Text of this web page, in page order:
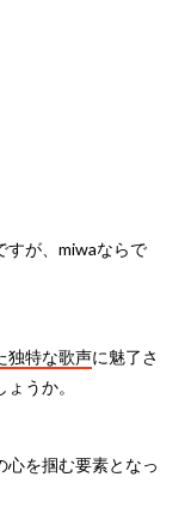
すが、miwaならで
独特な歌声に魅了さ
うか。
心を掴む要素となっ